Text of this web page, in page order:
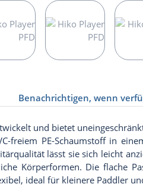
Benachrichtigen, wenn
und bietet
freiem PE-Schaumstoff in
lässt sie sich leicht
Körperformen. Die flache
ideal für kleinere Paddler